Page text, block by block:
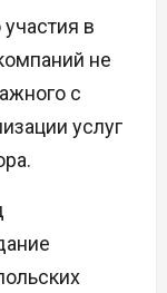
в
не
с
услуг